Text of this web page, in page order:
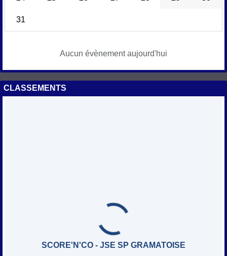
31
Aucun évènement aujourd'hui
CLASSEMENTS
SCORE'N'CO - JSE SP GRAMATOISE